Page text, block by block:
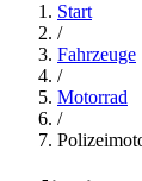
Start
/
Fahrzeuge
/
Motorrad
/